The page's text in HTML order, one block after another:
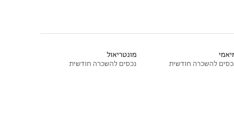
להשכרה חודשית
מונטריאול
נכסים להשכרה חודשית